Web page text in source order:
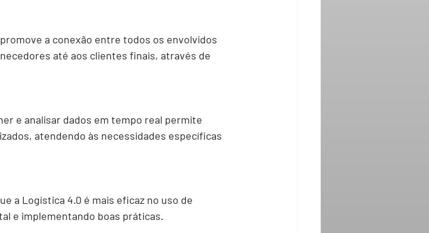
a conexão entre todos os envolvidos
até aos clientes finais, através de
e analisar dados em tempo real permite
atendendo às necessidades específicas
a Logística 4.0 é mais eficaz no uso de
e implementando boas práticas.